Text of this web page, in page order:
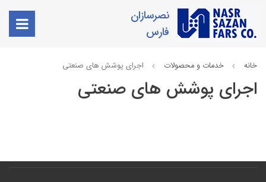
نصرسازان
فارس
خانه خدمات و محصولات اجرای پوشش های صنعتی
اجرای پوشش های صنعتی